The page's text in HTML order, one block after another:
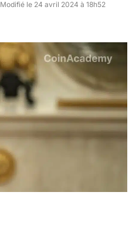
Modifié le 24 avril 2024 à 18h52